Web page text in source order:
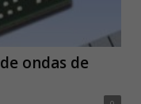
ondas de